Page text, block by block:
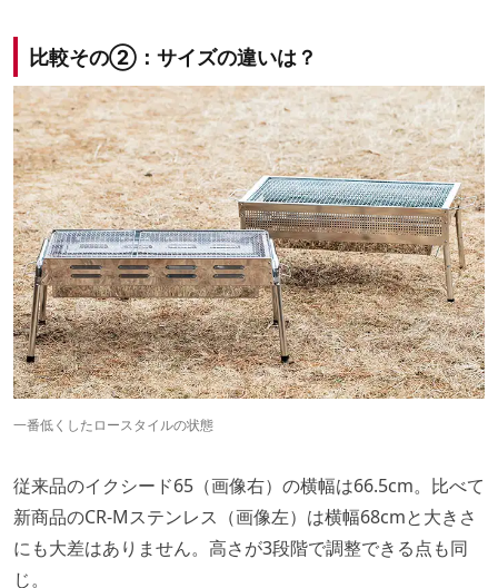
比較その②：サイズの違いは？
一番低くしたロースタイルの状態
従来品のイクシード65（画像右）の横幅は66.5cm。比べて
新商品のCR-Mステンレス（画像左）は横幅68cmと大きさ
にも大差はありません。高さが3段階で調整できる点も同
じ。